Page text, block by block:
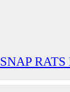
SNAP RATS